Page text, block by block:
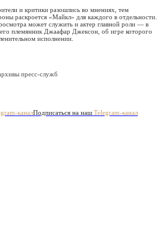
и критики разошлись во мнениях, тем
раскроется «Майкл» для каждого в отдельности.
может служить и актер главной роли — в
племянник Джаафар Джексон, об игре которого
исполнении.
пресс-служб
каналПодписаться на наш Telegram-канал